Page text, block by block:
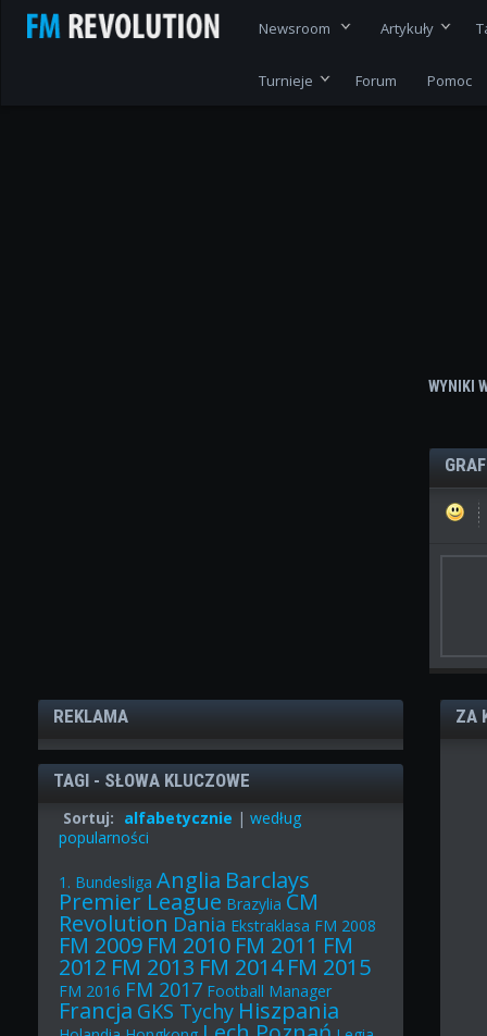
Newsroom Artykuły
Turnieje Forum Pomoc
WYNIKI
REKLAMA
TAGI - SŁOWA KLUCZOWE
Sortuj: alfabetycznie |według
popularności
1. Bundesliga Anglia Barclays
Premier League Brazylia CM
Revolution Dania Ekstraklasa FM 2008
FM 2009 FM 2010 FM 2011 FM
2012 FM 2013 FM 2014 FM 2015
FM 2016 FM 2017 Football Manager
Francja GKS Tychy Hiszpania
ZA